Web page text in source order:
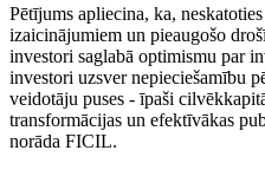
Pētījums apliecina, ka,
izaicinājumiem un pieaugošo
investori saglabā optimismu par
investori uzsver nepieciešamību
veidotāju puses - īpaši
transformācijas un efektīvākas
norāda FICIL.